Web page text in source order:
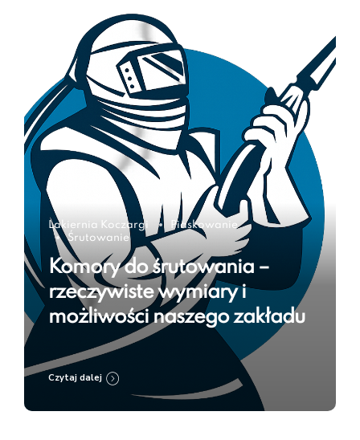
Lakiernia Koczargi
Piaskowanie
Śrutowanie
Komory do śrutowania –
rzeczywiste wymiary i
możliwości naszego zakładu
Czytaj dalej